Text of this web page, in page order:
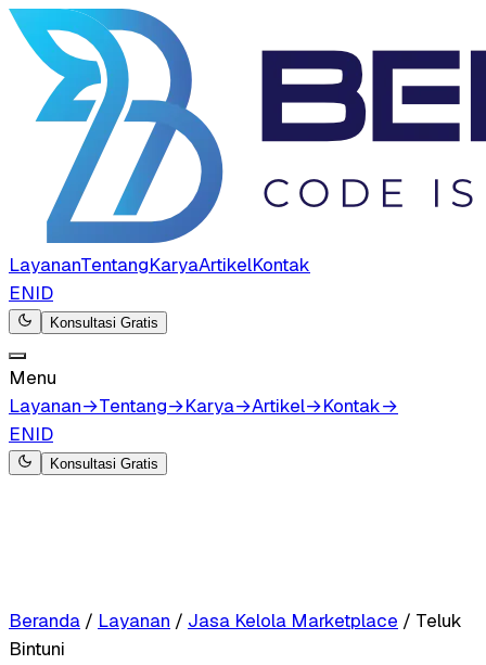
LayananTentangKaryaArtikelKontak
ENID
Konsultasi Gratis
Menu
Layanan→Tentang→Karya→Artikel→Kontak→
ENID
Konsultasi Gratis
Beranda / Layanan / Jasa Kelola Marketplace / Teluk
Bintuni